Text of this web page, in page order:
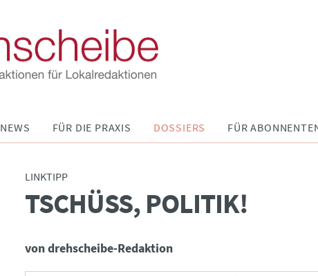
NEWS FÜR DIE PRAXIS DOSSIERS FÜR
LINKTIPP
:TSCHÜSS, POLITIK!
von drehscheibe-Redaktion